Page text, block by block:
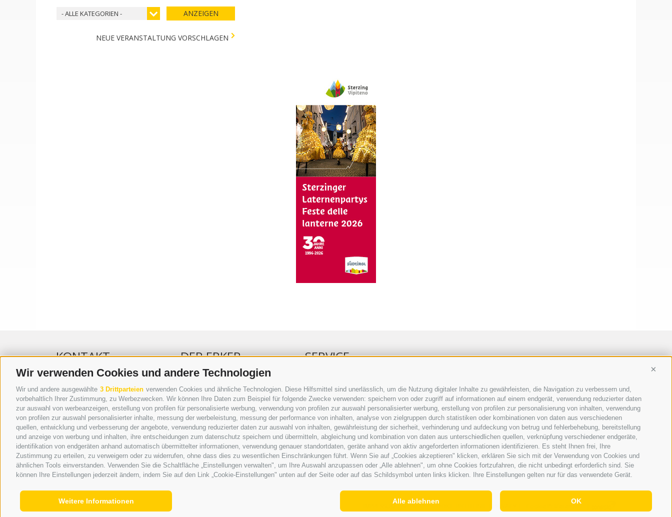
Wir verwenden Cookies und andere Technologien
Wir und andere ausgewählte 3 Drittparteien verwenden Cookies und ähnliche Technologien. Diese Hilfsmittel sind unerlässlich, um die Nutzung digitaler Inhalte zu gewährleisten, die Navigation zu verbessern und,
vorbehaltlich Ihrer Zustimmung, zu Werbezwecken. Wir können Ihre Daten zum Beispiel für folgende Zwecke verwenden: speichern von oder zugriff auf informationen auf einem endgerät, verwendung reduzierter daten
zur auswahl von werbeanzeigen, erstellung von profilen für personalisierte werbung, verwendung von profilen zur auswahl personalisierter werbung, erstellung von profilen zur personalisierung von inhalten, verwendung
von profilen zur auswahl personalisierter inhalte, messung der werbeleistung, messung der performance von inhalten, analyse von zielgruppen durch statistiken oder kombinationen von daten aus verschiedenen
quellen, entwicklung und verbesserung der angebote, verwendung reduzierter daten zur auswahl von inhalten, gewährleistung der sicherheit, verhinderung und aufdeckung von betrug und fehlerbehebung, bereitstellung
und anzeige von werbung und inhalten, ihre entscheidungen zum datenschutz speichern und übermitteln, abgleichung und kombination von daten aus unterschiedlichen quellen, verknüpfung verschiedener endgeräte,
identifikation von endgeräten anhand automatisch übermittelter informationen, verwendung genauer standortdaten, geräte anhand von aktiv angeforderten informationen identifizieren. Es steht Ihnen frei, Ihre
Zustimmung zu erteilen, zu verweigern oder zu widerrufen, ohne dass dies zu wesentlichen Einschränkungen führt. Wenn Sie auf „Cookies akzeptieren" klicken, erklären Sie sich mit der Verwendung von Cookies und
ähnlichen Tools einverstanden. Verwenden Sie die Schaltfläche „Einstellungen verwalten", um Ihre Auswahl anzupassen oder „Alle ablehnen", um ohne Cookies fortzufahren, die nicht unbedingt erforderlich sind. Sie
können Ihre Einstellungen jederzeit ändern, indem Sie auf den Link „Cookie-Einstellungen" unten auf der Seite oder auf das Schildsymbol unten links klicken. Ihre Einstellungen gelten nur für das verwendete Gerät.
OK
Alle ablehnen
Weitere Informationen
- ALLE KATEGORIEN - ANZEIGEN
NEUE VERANSTALTUNG VORSCHLAGEN
KONTAKT
WIPP-MEDIA GMBH
DER ERKER
NEUSTADT 20A
I-39049 STERZING
TEL.: +39 0472 766876
GRAFIK@DERERKER.IT
INFO@DERERKER.IT
BARBARA.FONTANA@DERERKER.IT
DER ERKER
WERBEN IM ERKER
ONLINE-WERBUNG
SEPA-DAUERAUFTRAG
REGELN LESERKOMMENTARE
ONLINE VOTING
SERVICE
VERANSTALTUNGSKALENDER
KLEINANZEIGER
NÜTZLICHE LINKS
WETTER
WEBCAM
VIDEOS
TRAUER
IMPRESSUM |SITEMAP|COOKIE-RICHTLINIE Cookie Präferenzen